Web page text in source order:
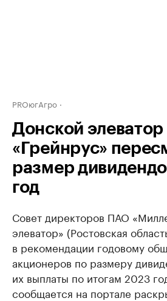
PROюгАгро
Донской элеватор
«Грейнрус»
размер
год
Совет директоров ПАО
элеватор» (Ростовская
в рекомендации годовому
акционеров по размеру
их выплаты по итогам 2023
сообщается на портале